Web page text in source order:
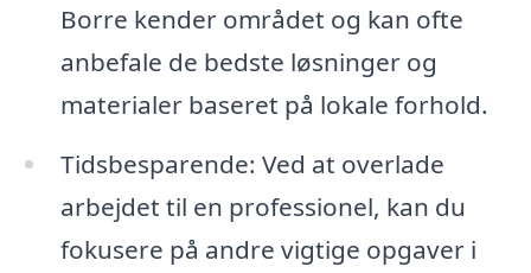
Borre kender området og kan ofte
anbefale de bedste løsninger og
materialer baseret på lokale forhold.
Tidsbesparende: Ved at overlade
arbejdet til en professionel, kan du
fokusere på andre vigtige opgaver i